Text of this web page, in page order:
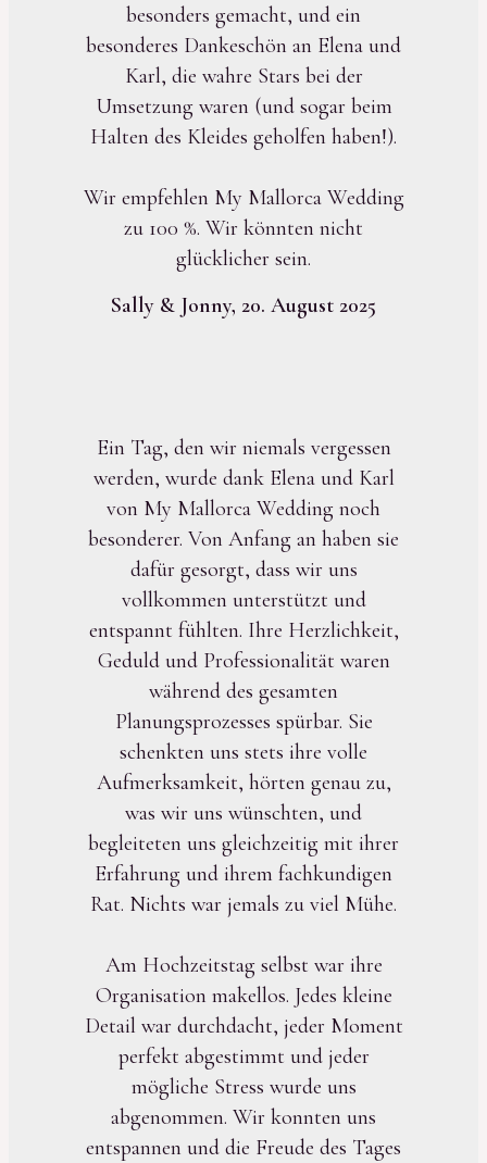
besonders gemacht, und ein
besonderes Dankeschön an Elena und
Karl, die wahre Stars bei der
Umsetzung waren (und sogar beim
Halten des Kleides geholfen haben!).
Wir empfehlen My Mallorca Wedding
zu 100 %. Wir könnten nicht
glücklicher sein.
Sally & Jonny, 20. August 2025
Ein Tag, den wir niemals vergessen
werden, wurde dank Elena und Karl
von My Mallorca Wedding noch
besonderer. Von Anfang an haben sie
dafür gesorgt, dass wir uns
vollkommen unterstützt und
entspannt fühlten. Ihre Herzlichkeit,
Geduld und Professionalität waren
während des gesamten
Planungsprozesses spürbar. Sie
schenkten uns stets ihre volle
Aufmerksamkeit, hörten genau zu,
was wir uns wünschten, und
begleiteten uns gleichzeitig mit ihrer
Erfahrung und ihrem fachkundigen
Rat. Nichts war jemals zu viel Mühe.
Am Hochzeitstag selbst war ihre
Organisation makellos. Jedes kleine
Detail war durchdacht, jeder Moment
perfekt abgestimmt und jeder
mögliche Stress wurde uns
abgenommen. Wir konnten uns
entspannen und die Freude des Tages